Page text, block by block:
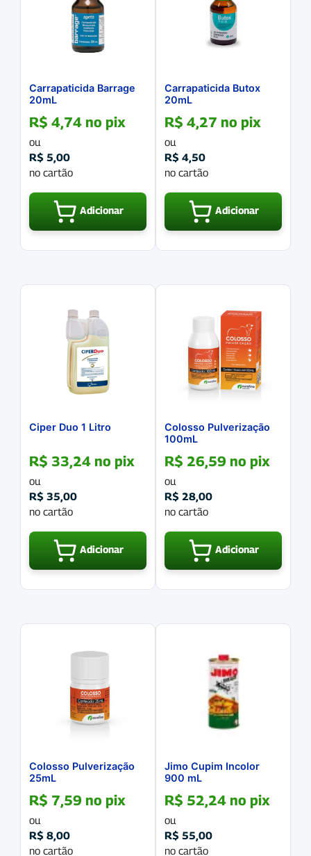
Carrapaticida Barrage
20mL
R$ 4,74 no pix
ou
R$ 5,00
no cartão
Adicionar
Carrapaticida Butox
20mL
R$ 4,27 no pix
ou
R$ 4,50
no cartão
Adicionar
Ciper Duo 1 Litro
R$ 33,24 no pix
ou
R$ 35,00
no cartão
Adicionar
Colosso Pulverização
100mL
R$ 26,59 no pix
ou
R$ 28,00
no cartão
Adicionar
Colosso Pulverização
25mL
R$ 7,59 no pix
ou
R$ 8,00
no cartão
Jimo Cupim Incolor
900 mL
R$ 52,24 no pix
ou
R$ 55,00
no cartão